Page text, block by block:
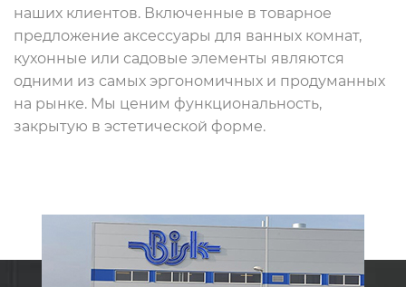
наших клиентов. Включенные в товарное
предложение аксессуары для ванных комнат,
кухонные или садовые элементы являются
одними из самых эргономичных и продуманных
на рынке. Мы ценим функциональность,
закрытую в эстетической форме.